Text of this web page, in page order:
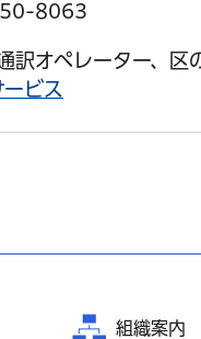
8063
訳オペレーター、区
ビス
組織案内